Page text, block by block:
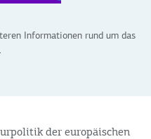
Informationen rund um das
der europäischen